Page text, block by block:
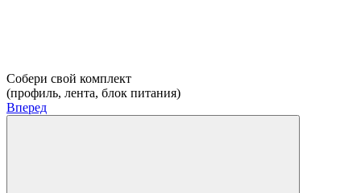
Собери свой комплект
(профиль, лента, блок питания)
Вперед